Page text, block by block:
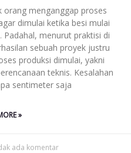
orang menganggap proses
dimulai ketika besi mulai
Padahal, menurut praktisi di
sebuah proyek justru
produksi dimulai, yakni
teknis. Kesalahan
sentimeter saja
»
ada komentar